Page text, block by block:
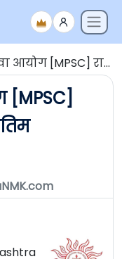
सेवा मुख्य परीक्षा अंतिम उत्तरतालिका
[MPSC]